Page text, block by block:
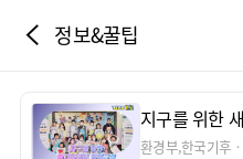
정보&꿀팁
지구를 위한
환경부,한국기후